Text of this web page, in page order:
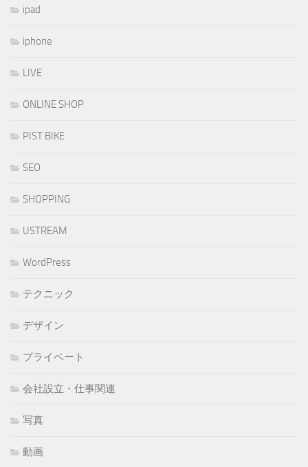
ipad
iphone
LIVE
ONLINE SHOP
PIST BIKE
SEO
SHOPPING
USTREAM
WordPress
テクニック
デザイン
プライベート
会社設立・仕事関連
写真
動画